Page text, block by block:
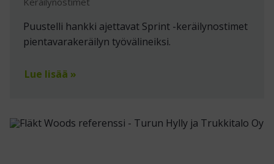
Puustelli hankki ajettavat Sprint -keräilynostimet
pientavarakeräilyn työvälineiksi.
Lue lisää »